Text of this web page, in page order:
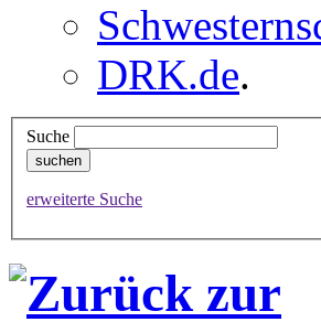
DRK.de.
Suche
erweiterte Suche